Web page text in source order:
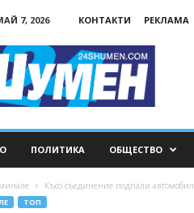
7, 2026 КОНТАКТИ РЕКЛАМА
ПОЛИТИКА ОБЩЕСТВО
Късо съединение подпали автомобил
ТОП